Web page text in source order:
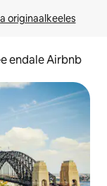
originaalkeeles
endale Airbnb